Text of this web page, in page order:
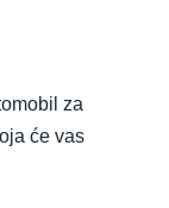
za
će vas